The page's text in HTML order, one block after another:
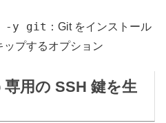
-y git ：Git をインストール
ップするオプション
用の SSH 鍵を生